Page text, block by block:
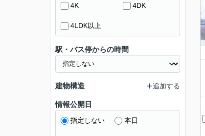
4K 4DK
4LDK以上
駅・バス停からの時間
建物構造 追加する
情報公開日
指定しない 本日